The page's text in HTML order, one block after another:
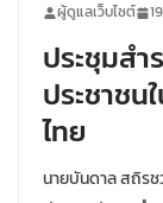
ผู้ดูแลเว็บไซต์
ประชุมสำ
ประชาช
ไทย
นายบันดาล สถิรช